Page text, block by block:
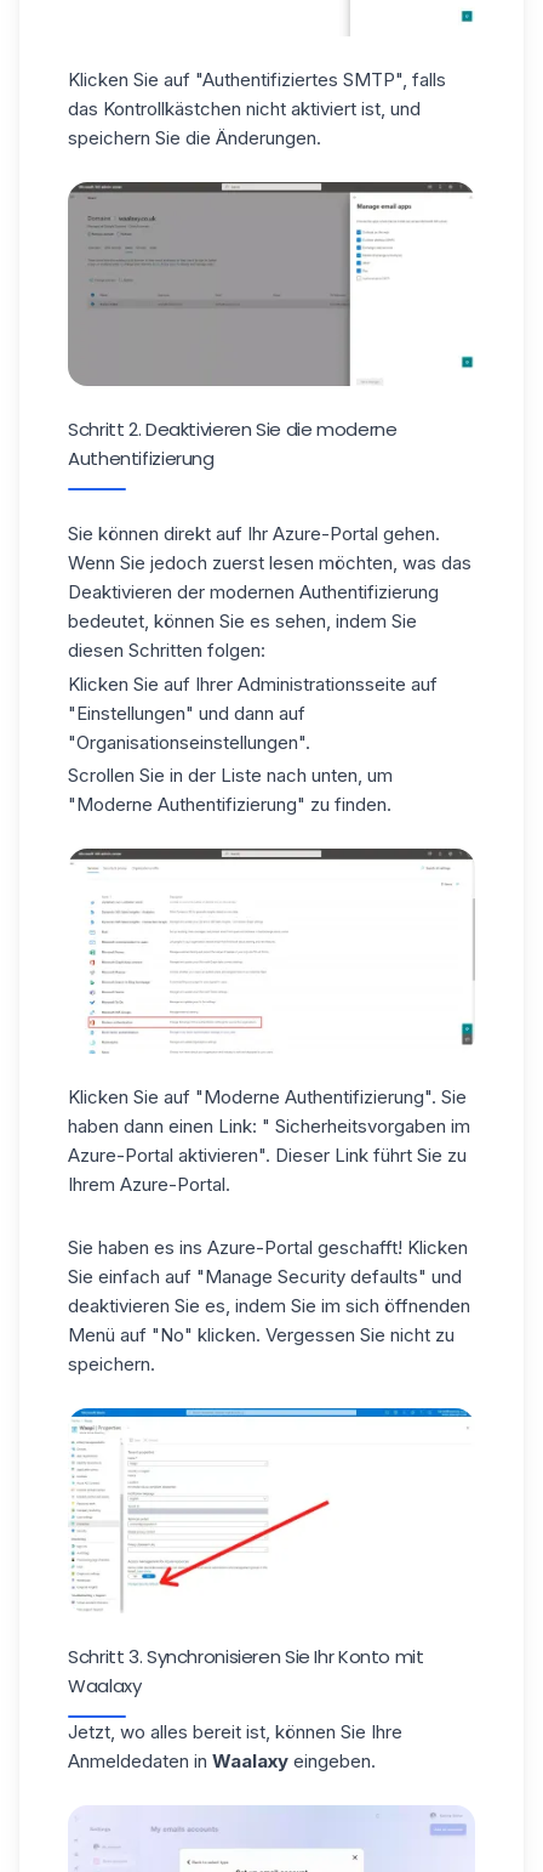
Klicken Sie auf "Authentifiziertes SMTP", falls
das Kontrollkästchen nicht aktiviert ist, und
speichern Sie die Änderungen.
Schritt 2. Deaktivieren Sie die moderne
Authentifizierung
Sie können direkt auf Ihr Azure-Portal gehen.
Wenn Sie jedoch zuerst lesen möchten, was das
Deaktivieren der modernen Authentifizierung
bedeutet, können Sie es sehen, indem Sie
diesen Schritten folgen:
Klicken Sie auf Ihrer Administrationsseite auf
"Einstellungen" und dann auf
"Organisationseinstellungen".
Scrollen Sie in der Liste nach unten, um
"Moderne Authentifizierung" zu finden.
Klicken Sie auf "Moderne Authentifizierung". Sie
haben dann einen Link: " Sicherheitsvorgaben im
Azure-Portal aktivieren". Dieser Link führt Sie zu
Ihrem Azure-Portal.
Sie haben es ins Azure-Portal geschafft! Klicken
Sie einfach auf "Manage Security defaults" und
deaktivieren Sie es, indem Sie im sich öffnenden
Menü auf "No" klicken. Vergessen Sie nicht zu
speichern.
Schritt 3. Synchronisieren Sie Ihr Konto mit
Waalaxy
Jetzt, wo alles bereit ist, können Sie Ihre
Anmeldedaten in Waalaxy eingeben.